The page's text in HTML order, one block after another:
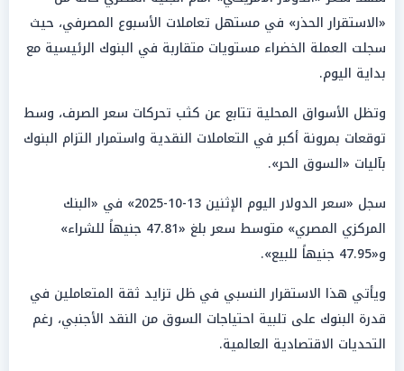
«الاستقرار الحذر» في مستهل تعاملات الأسبوع المصرفي، حيث
سجلت العملة الخضراء مستويات متقاربة في البنوك الرئيسية مع
بداية اليوم.
وتظل الأسواق المحلية تتابع عن كثب تحركات سعر الصرف، وسط
توقعات بمرونة أكبر في التعاملات النقدية واستمرار التزام البنوك
بآليات «السوق الحر».
سجل «سعر الدولار اليوم الإثنين 13-10-2025» في «البنك
المركزي المصري» متوسط سعر بلغ «47.81 جنيهاً للشراء»
و«47.95 جنيهاً للبيع».
ويأتي هذا الاستقرار النسبي في ظل تزايد ثقة المتعاملين في
قدرة البنوك على تلبية احتياجات السوق من النقد الأجنبي، رغم
التحديات الاقتصادية العالمية.